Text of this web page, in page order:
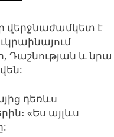
վերջնաժամկետ է
Դաշնության և նրա
դեռևս
«Ես այլևս